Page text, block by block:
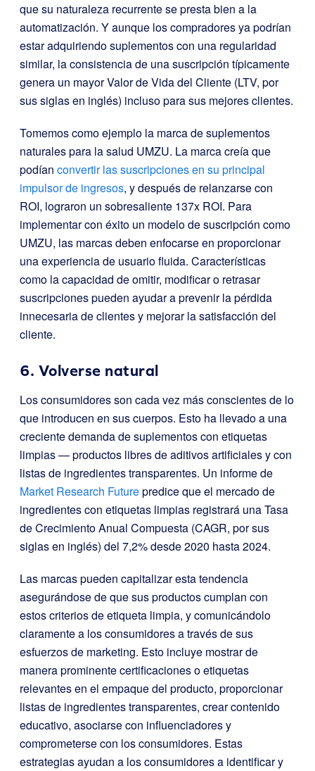
que su naturaleza recurrente se presta bien a la
automatización. Y aunque los compradores ya podrían
estar adquiriendo suplementos con una regularidad
similar, la consistencia de una suscripción típicamente
genera un mayor Valor de Vida del Cliente (LTV, por
sus siglas en inglés) incluso para sus mejores clientes.
Tomemos como ejemplo la marca de suplementos
naturales para la salud UMZU. La marca creía que
podían convertir las suscripciones en su principal
impulsor de ingresos, y después de relanzarse con
ROI, lograron un sobresaliente 137x ROI. Para
implementar con éxito un modelo de suscripción como
UMZU, las marcas deben enfocarse en proporcionar
una experiencia de usuario fluida. Características
como la capacidad de omitir, modificar o retrasar
suscripciones pueden ayudar a prevenir la pérdida
innecesaria de clientes y mejorar la satisfacción del
cliente.
6. Volverse natural
Los consumidores son cada vez más conscientes de lo
que introducen en sus cuerpos. Esto ha llevado a una
creciente demanda de suplementos con etiquetas
limpias — productos libres de aditivos artificiales y con
listas de ingredientes transparentes. Un informe de
Market Research Futurepredice que el mercado de
ingredientes con etiquetas limpias registrará una Tasa
de Crecimiento Anual Compuesta (CAGR, por sus
siglas en inglés) del 7,2% desde 2020 hasta 2024.
Las marcas pueden capitalizar esta tendencia
asegurándose de que sus productos cumplan con
estos criterios de etiqueta limpia, y comunicándolo
claramente a los consumidores a través de sus
esfuerzos de marketing. Esto incluye mostrar de
manera prominente certificaciones o etiquetas
relevantes en el empaque del producto, proporcionar
listas de ingredientes transparentes, crear contenido
educativo, asociarse con influenciadores y
comprometerse con los consumidores. Estas
estrategias ayudan a los consumidores a identificar y